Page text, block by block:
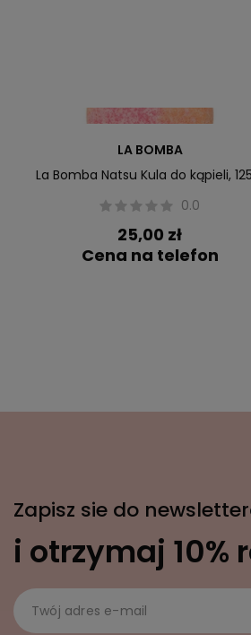
LA BOMBA
La Bomba Natsu Kula do kąpieli,
0.0
25,00 zł
Cena na telefon
Zapisz sie do
i otrzymaj 10%
Twój adres e-mail